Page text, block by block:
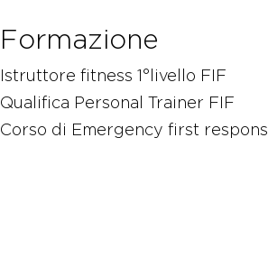
Formazione
Istruttore fitness 1°livello FIF
Qualifica Personal Trainer FIF
Corso di Emergency first respons